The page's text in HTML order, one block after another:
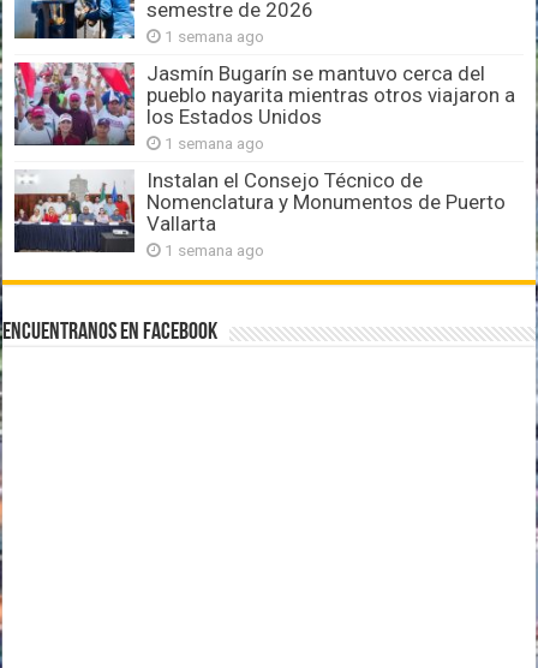
semestre de 2026
1 semana ago
Jasmín Bugarín se mantuvo cerca del
pueblo nayarita mientras otros viajaron a
los Estados Unidos
1 semana ago
Instalan el Consejo Técnico de
Nomenclatura y Monumentos de Puerto
Vallarta
1 semana ago
Encuentranos en Facebook